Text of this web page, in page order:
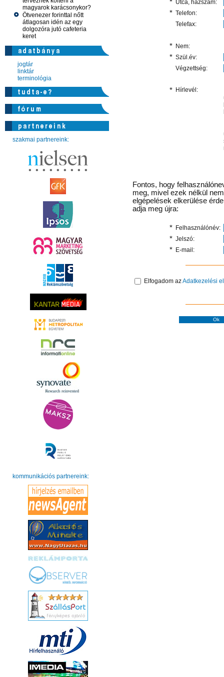
magyarok karácsonykor?
Ötvenezer forinttal nőtt
átlagosan idén az egy
dolgozóra jutó cafeteria
keret
jogtár
linktár
terminológia
szakmai partnereink:
kommunikációs partnereink:
* Utca, házszám:
* Telefon:
Telefax:
* Nem:
* Szül.év:
Végzettség:
* Hírlevél:
Fontos, hogy
meg, mivel ezek nélkül
elgépelések elkerülése
adja meg újra:
* Felhasználónév:
* Jelszó:
* E-mail:
Elfogadom azAdatkezelési